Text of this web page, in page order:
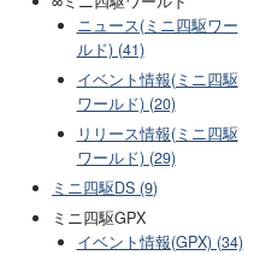
ニュース(ミニ四駆ワー
ルド) (41)
イベント情報(ミニ四駆
ワールド) (20)
リリース情報(ミニ四駆
ワールド) (29)
ミニ四駆DS (9)
ミニ四駆GPX
イベント情報(GPX) (34)